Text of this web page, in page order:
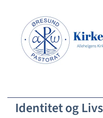
Identitet og